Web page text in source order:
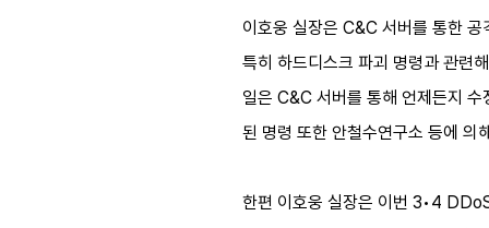
이호웅 실장은 C&C 서버를 통한
특히 하드디스크 파괴 명령과 관련
일은 C&C 서버를 통해 언제든지
된 명령 또한 안철수연구소 등에
한편 이호웅 실장은 이번 3•4